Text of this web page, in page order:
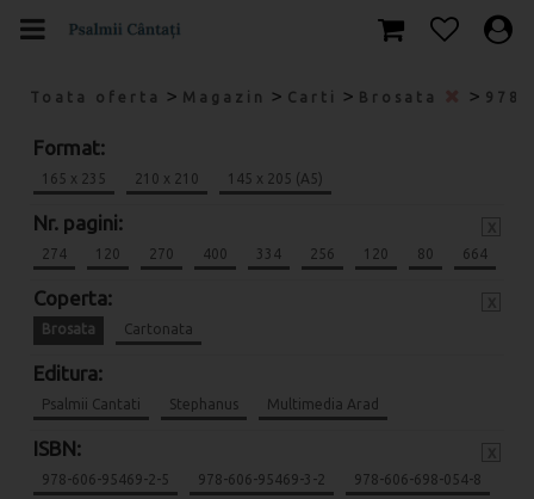
Toata oferta > Magazin > Carti > Brosata >
Format:
165 x 235 210 x 210 145 x 205 (A5)
Nr. pagini:
274 120 270 400 334 256 120 80 664
Coperta:
Brosata Cartonata
Editura:
Psalmii Cantati Stephanus Multimedia Arad
ISBN:
978-606-95469-2-5 978-606-95469-3-2 978-606-698-054-8